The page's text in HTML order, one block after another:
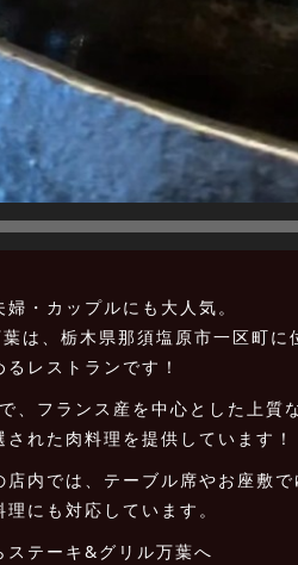
・カップルにも大人気。
は、栃木県那須塩原市一区町
レストランです！
、フランス産を中心とした上質
れた肉料理を提供しています！
店内では、テーブル席やお座敷
にも対応しています。
ステーキ&グリル万葉へ